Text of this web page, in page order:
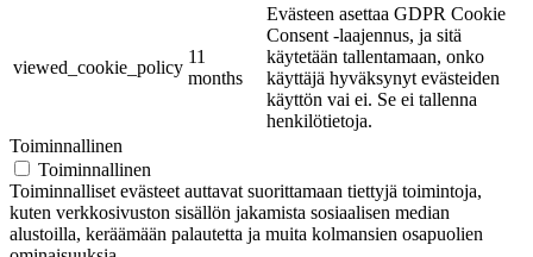
viewed_cookie_policy
11
months
Evästeen asettaa GDPR Cookie
Consent -laajennus, ja sitä
käytetään tallentamaan, onko
käyttäjä hyväksynyt evästeiden
käyttön vai ei. Se ei tallenna
henkilötietoja.
Toiminnallinen
Toiminnallinen
Toiminnalliset evästeet auttavat suorittamaan tiettyjä toimintoja,
kuten verkkosivuston sisällön jakamista sosiaalisen median
alustoilla, keräämään palautetta ja muita kolmansien osapuolien